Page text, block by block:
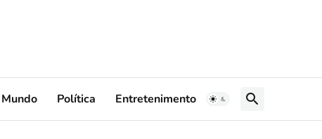
Mundo Política Entretenimento